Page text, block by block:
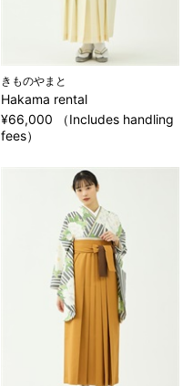
きものやまと
Hakama rental
¥66,000 （Includes handling
fees）